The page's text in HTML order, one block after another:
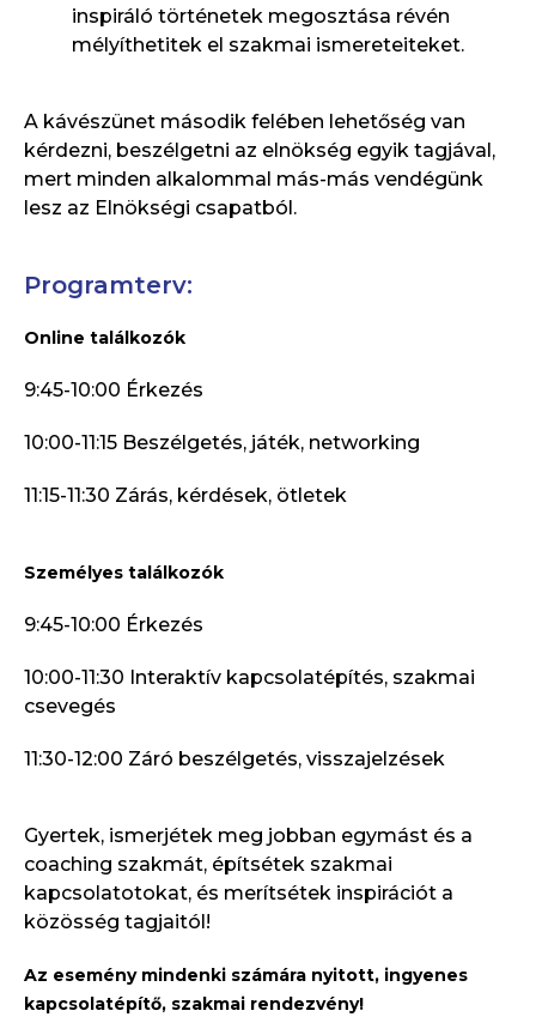
inspiráló történetek megosztása révén
mélyíthetitek el szakmai ismereteiteket.
A kávészünet második felében lehetőség van
kérdezni, beszélgetni az elnökség egyik tagjával,
mert minden alkalommal más-más vendégünk
lesz az Elnökségi csapatból.
Programterv:
Online találkozók
9:45-10:00 Érkezés
10:00-11:15 Beszélgetés, játék, networking
11:15-11:30 Zárás, kérdések, ötletek
Személyes találkozók
9:45-10:00 Érkezés
10:00-11:30 Interaktív kapcsolatépítés, szakmai
csevegés
11:30-12:00 Záró beszélgetés, visszajelzések
Gyertek, ismerjétek meg jobban egymást és a
coaching szakmát, építsétek szakmai
kapcsolatotokat, és merítsétek inspirációt a
közösség tagjaitól!
Az esemény mindenki számára nyitott, ingyenes
kapcsolatépítő, szakmai rendezvény!